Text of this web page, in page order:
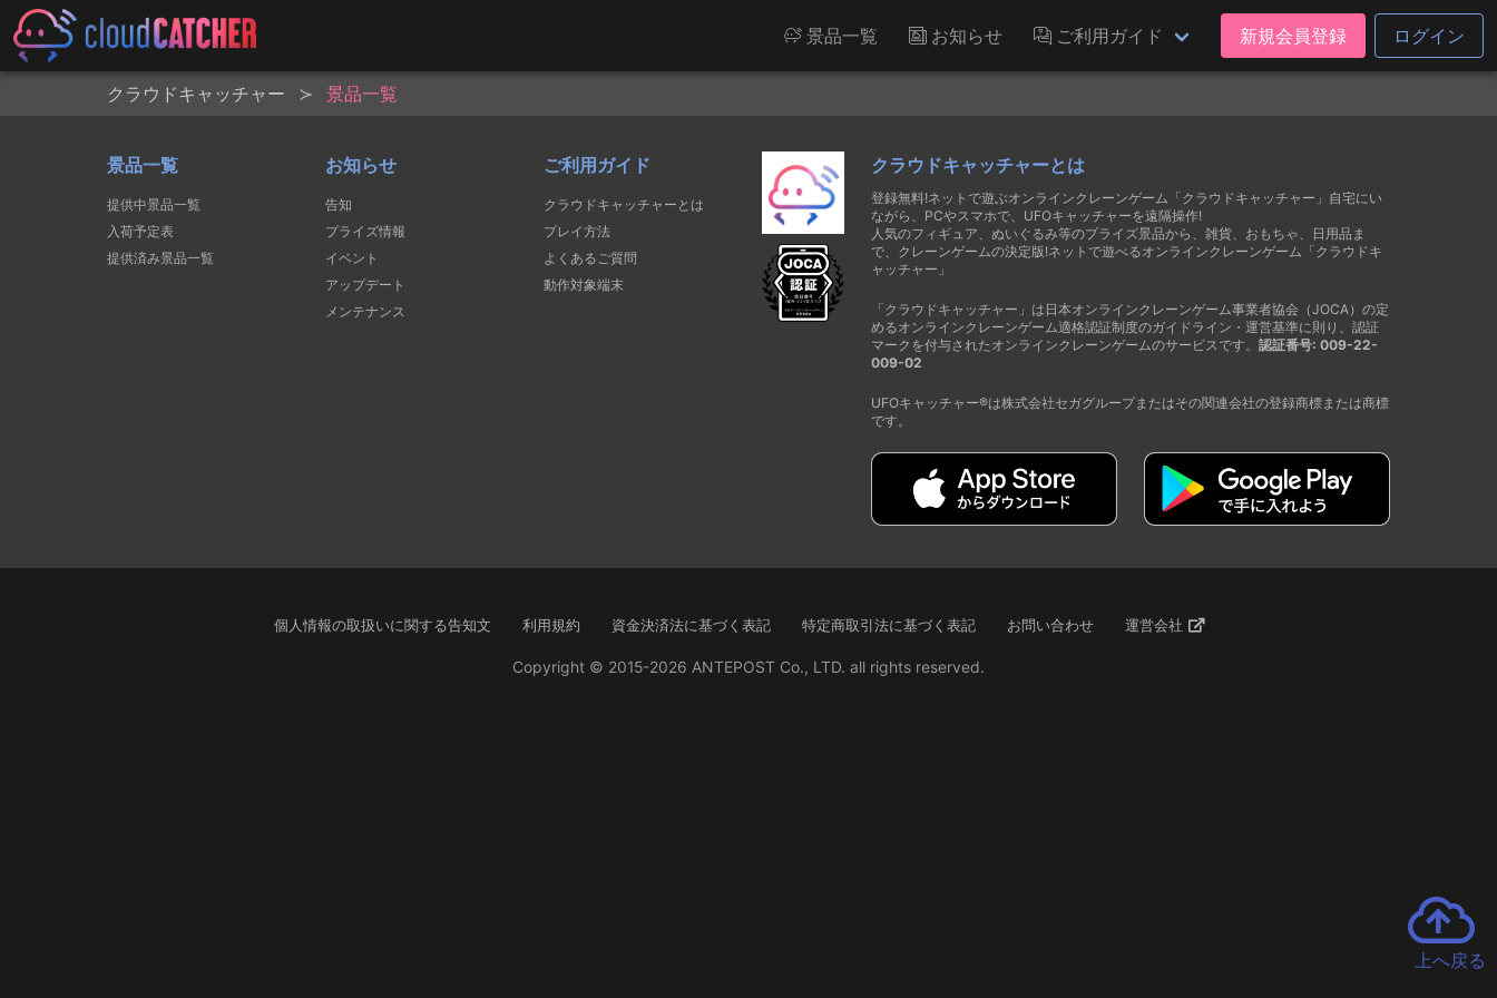
景品一覧 お知らせ ご利用ガイド 新規会員登録 ログイン
クラウドキャッチャー 景品一覧
景品一覧
提供中景品一覧
入荷予定表
提供済み景品一覧
お知らせ
告知
プライズ情報
イベント
アップデート
メンテナンス
ご利用ガイド
クラウドキャッチャーとは
プレイ方法
よくあるご質問
動作対象端末
クラウドキャッチャーとは
登録無料!ネットで遊ぶオンラインクレーンゲーム「クラウドキャッチャー」自宅にい
ながら、PCやスマホで、UFOキャッチャーを遠隔操作!
人気のフィギュア、ぬいぐるみ等のプライズ景品から、雑貨、おもちゃ、日用品ま
で、クレーンゲームの決定版!ネットで遊べるオンラインクレーンゲーム「クラウドキ
ャッチャー」
「クラウドキャッチャー」は日本オンラインクレーンゲーム事業者協会（JOCA）の定
めるオンラインクレーンゲーム適格認証制度のガイドライン・運営基準に則り、認証
マークを付与されたオンラインクレーンゲームのサービスです。 認証番号: 009-22-
009-02
UFOキャッチャー®は株式会社セガグループまたはその関連会社の登録商標または商標
です。
上へ戻る
個人情報の取扱いに関する告知文 利用規約 資金決済法に基づく表記 特定商取引法に基づく表記 お問い合わせ 運営会社
Copyright © 2015-2026 ANTEPOST Co., LTD. all rights reserved.